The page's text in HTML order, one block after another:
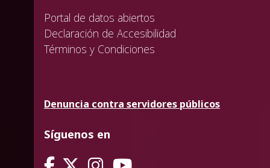
Portal de datos abiertos
Declaración de Accesibilidad
Términos y Condiciones
Denuncia contra servidores públicos
Síguenos en